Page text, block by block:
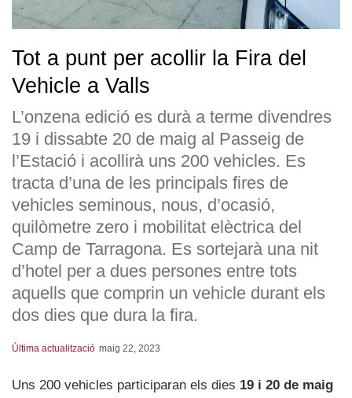
Tot a punt per acollir la Fira del
Vehicle a Valls
L’onzena edició es durà a terme divendres
19 i dissabte 20 de maig al Passeig de
l’Estació i acollirà uns 200 vehicles. Es
tracta d’una de les principals fires de
vehicles seminous, nous, d’ocasió,
quilòmetre zero i mobilitat elèctrica del
Camp de Tarragona. Es sortejarà una nit
d’hotel per a dues persones entre tots
aquells que comprin un vehicle durant els
dos dies que dura la fira.
Última actualització maig 22, 2023
Uns 200 vehicles participaran els dies 19 i 20 de maig